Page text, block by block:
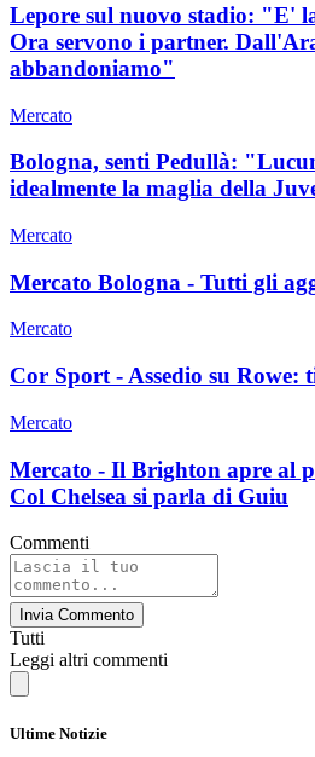
Lepore sul nuovo stadio: "E'
Ora servono i partner.
abbandoniamo"
Mercato
Bologna, senti Pedullà:
idealmente la maglia della
Mercato
Mercato Bologna - Tutti gli
Mercato
Cor Sport - Assedio su Rowe:
Mercato
Mercato - Il Brighton apre al
Col Chelsea si parla di Guiu
Commenti
Invia Commento
Tutti
Leggi altri commenti
Ultime Notizie